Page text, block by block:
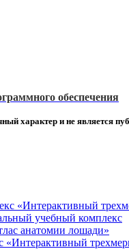
характер и не является